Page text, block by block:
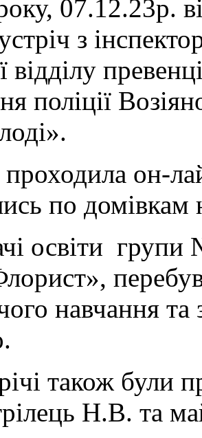
07.12.23р.
з
відділу
поліції
проходила он-
по домівкам
освіти групи
навчання та
також були
Н.В. та